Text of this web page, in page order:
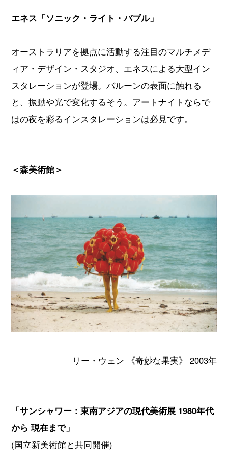
エネス「ソニック・ライト・バブル」
オーストラリアを拠点に活動する注目のマルチメデ
ィア・デザイン・スタジオ、エネスによる大型イン
スタレーションが登場。バルーンの表面に触れる
と、振動や光で変化するそう。アートナイトならで
はの夜を彩るインスタレーションは必見です。
＜森美術館＞
リー・ウェン 《奇妙な果実》 2003年
「サンシャワー：東南アジアの現代美術展 1980年代
から 現在まで」
(国立新美術館と共同開催)